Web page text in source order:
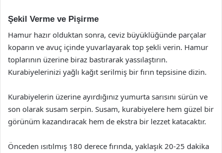
Şekil Verme ve Pişirme
Hamur hazır olduktan sonra, ceviz büyüklüğünde parçalar
koparın ve avuç içinde yuvarlayarak top şekli verin. Hamur
toplarının üzerine biraz bastırarak yassılaştırın.
Kurabiyelerinizi yağlı kağıt serilmiş bir fırın tepsisine dizin.
Kurabiyelerin üzerine ayırdığınız yumurta sarısını sürün ve
son olarak susam serpin. Susam, kurabiyelere hem güzel bir
görünüm kazandıracak hem de ekstra bir lezzet katacaktır.
Önceden ısıtılmış 180 derece fırında, yaklaşık 20-25 dakika